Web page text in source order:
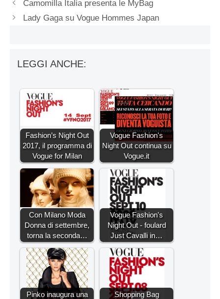
Camomilla Italia presenta le MyBag
Lady Gaga su Vogue Hommes Japan
LEGGI ANCHE:
Fashion’s Night Out
2017, il programma di
Vogue for Milan
Vogue Fashion's
Night Out continua su
Vogue.it
Con Milano Moda
Donna di settembre,
torna la seconda…
Vogue Fashion's
Night Out - foulard
Just Cavalli in…
Pinko inaugura una
Shopping Bag